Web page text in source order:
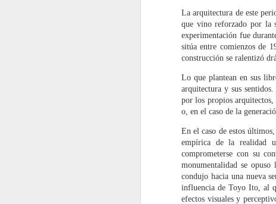
La arquitectura de este
que vino reforzado por la
experimentación fue
sitúa entre comienzos de
construcción se ralentizó
Lo que plantean en sus
arquitectura y sus
por los propios
o, en el caso de la
En el caso de estos
empírica de la realidad
comprometerse con su
monumentalidad se
condujo hacia una nueva
influencia de Toyo Ito, al
efectos visuales y
necesario para los procesos de
creación, particularmente dentro
del actual contexto de dinámicas
sociales y culturales están
marcadas por una renovación de
transformación de actitudes y
formas de hacer y producir.
si él
APR
28
la
APR
15